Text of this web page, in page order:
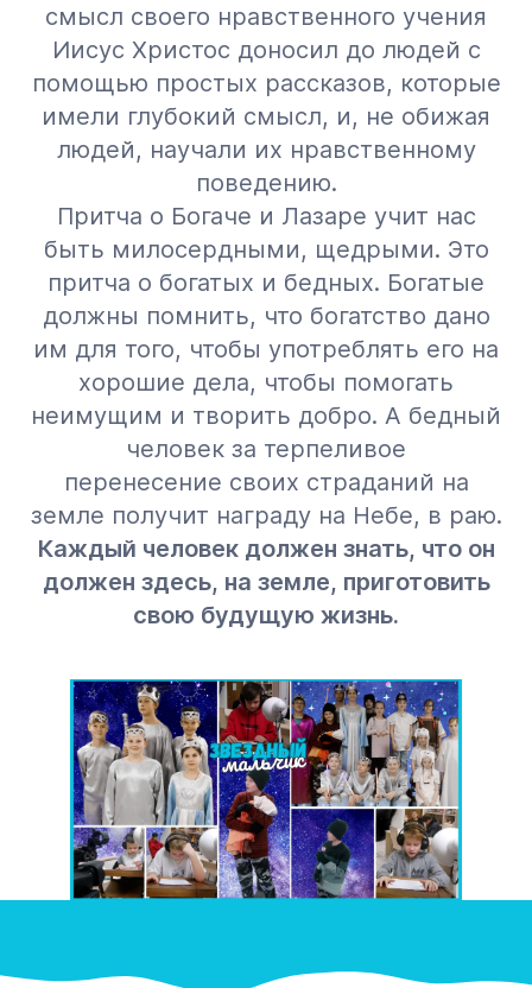
смысл своего нравственного учения
Иисус Христос доносил до людей с
помощью простых рассказов, которые
имели глубокий смысл, и, не обижая
людей, научали их нравственному
поведению.
Притча о Богаче и Лазаре учит нас
быть милосердными, щедрыми. Это
притча о богатых и бедных. Богатые
должны помнить, что богатство дано
им для того, чтобы употреблять его на
хорошие дела, чтобы помогать
неимущим и творить добро. А бедный
человек за терпеливое
перенесение своих страданий на
земле получит награду на Небе, в раю.
Каждый человек должен знать, что он
должен здесь, на земле, приготовить
свою будущую жизнь.